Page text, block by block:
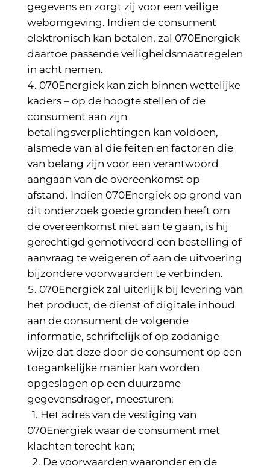
gegevens en zorgt zij voor een veilige
webomgeving. Indien de consument
elektronisch kan betalen, zal 070Energiek
daartoe passende veiligheidsmaatregelen
in acht nemen.
070Energiek kan zich binnen wettelijke
kaders – op de hoogte stellen of de
consument aan zijn
betalingsverplichtingen kan voldoen,
alsmede van al die feiten en factoren die
van belang zijn voor een verantwoord
aangaan van de overeenkomst op
afstand. Indien 070Energiek op grond van
dit onderzoek goede gronden heeft om
de overeenkomst niet aan te gaan, is hij
gerechtigd gemotiveerd een bestelling of
aanvraag te weigeren of aan de uitvoering
bijzondere voorwaarden te verbinden.
070Energiek zal uiterlijk bij levering van
het product, de dienst of digitale inhoud
aan de consument de volgende
informatie, schriftelijk of op zodanige
wijze dat deze door de consument op een
toegankelijke manier kan worden
opgeslagen op een duurzame
gegevensdrager, meesturen:
1. Het adres van de vestiging van
070Energiek waar de consument met
klachten terecht kan;
2. De voorwaarden waaronder en de